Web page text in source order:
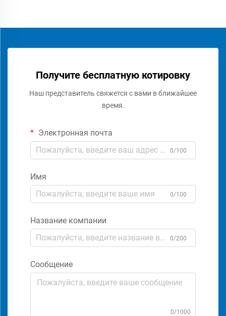
Получите бесплатную котировку
Наш представитель свяжется с вами в ближайшее
время.
Электронная почта
0/100
Имя
0/100
Название компании
0/200
Сообщение
0/1000